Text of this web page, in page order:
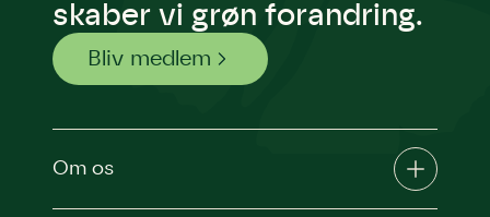
skaber vi grøn forandring.
Bliv medlem
Om os